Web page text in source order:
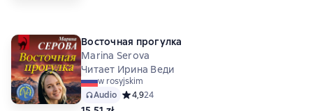
Восточная прогулка
Marina Serova
Читает Ирина Веди
w rosyjskim
Audio Средний рейтинг 4,9 на основе 24 оценок
4,924